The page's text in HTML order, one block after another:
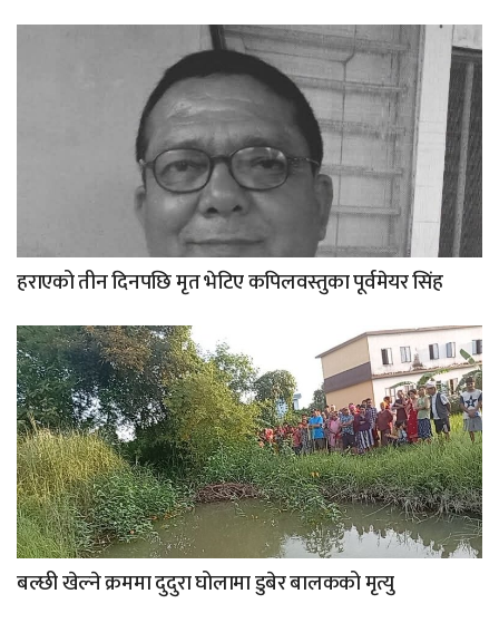
हराएको तीन दिनपछि मृत भेटिए कपिलवस्तुका पूर्वमेयर सिंह
बल्छी खेल्ने क्रममा दुदुरा घोलामा डुबेर बालकको मृत्यु